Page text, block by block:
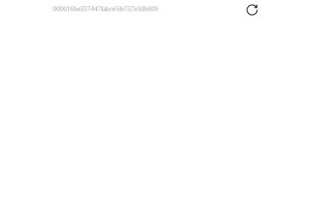
000016be357447fabce5fe757e3db609